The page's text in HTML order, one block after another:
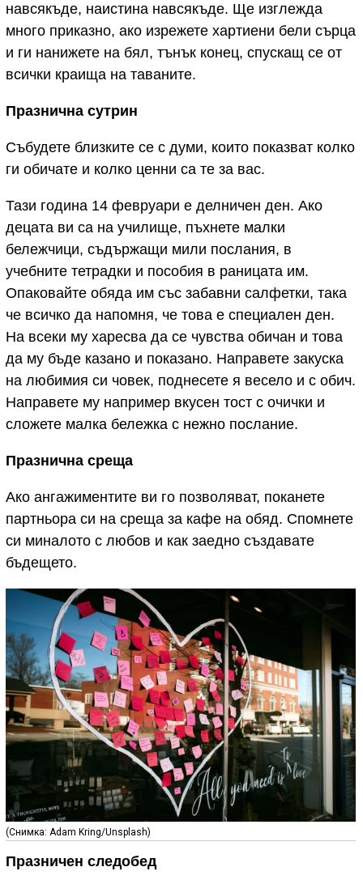
навсякъде, наистина навсякъде. Ще изглежда
много приказно, ако изрежете хартиени бели сърца
и ги нанижете на бял, тънък конец, спускащ се от
всички краища на таваните.
Празнична сутрин
Събудете близките се с думи, които показват колко
ги обичате и колко ценни са те за вас.
Тази година 14 февруари е делничен ден. Ако
децата ви са на училище, пъхнете малки
бележчици, съдържащи мили послания, в
учебните тетрадки и пособия в раницата им.
Опаковайте обяда им със забавни салфетки, така
че всичко да напомня, че това е специален ден.
На всеки му харесва да се чувства обичан и това
да му бъде казано и показано. Направете закуска
на любимия си човек, поднесете я весело и с обич.
Направете му например вкусен тост с очички и
сложете малка бележка с нежно послание.
Празнична среща
Ако ангажиментите ви го позволяват, поканете
партньора си на среща за кафе на обяд. Спомнете
си миналото с любов и как заедно създавате
бъдещето.
(Снимка: Adam Kring/Unsplash)
Празничен следобед